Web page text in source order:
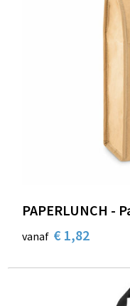
PAPERLUNCH -
vanaf € 1,82